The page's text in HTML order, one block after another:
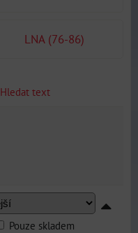
LNA (76-86)
Hledat text
Pouze skladem